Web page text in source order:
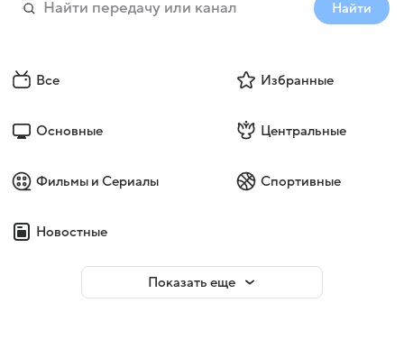
Найти
Все Избранные
Основные Центральные
Фильмы и Сериалы Спортивные
Новостные
Показать еще